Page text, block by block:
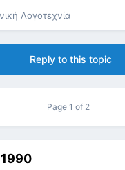
Λογοτεχνία
Reply to this topic
Page 1 of 2